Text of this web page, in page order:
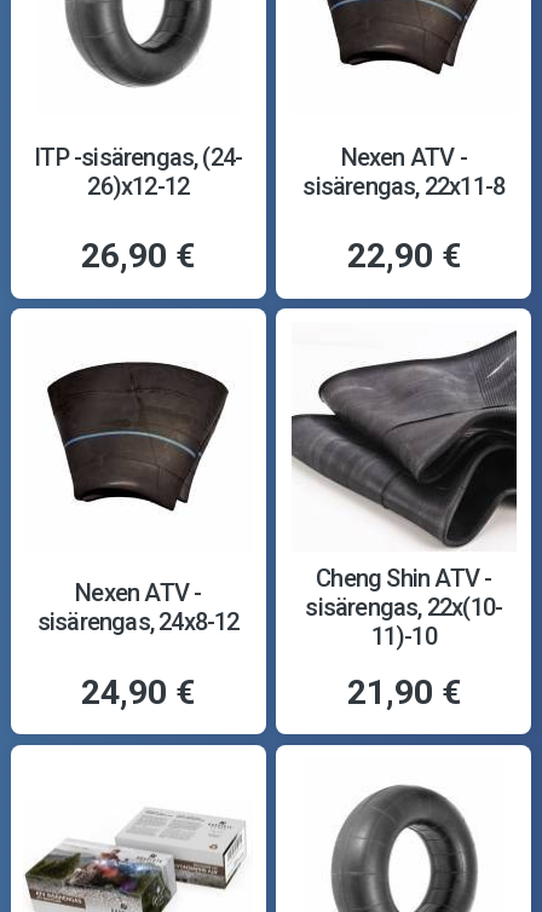
ITP -sisärengas, (24-
26)x12-12
26,90 €
Nexen ATV -
sisärengas, 22x11-8
22,90 €
Nexen ATV -
sisärengas, 24x8-12
24,90 €
Cheng Shin ATV -
sisärengas, 22x(10-
11)-10
21,90 €